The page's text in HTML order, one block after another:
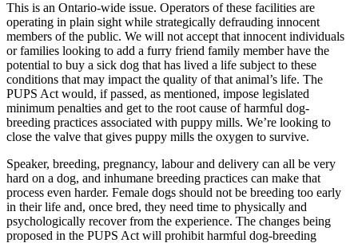
This is an Ontario-wide issue. Operators of these facilities are
operating in plain sight while strategically defrauding innocent
members of the public. We will not accept that innocent individuals
or families looking to add a furry friend family member have the
potential to buy a sick dog that has lived a life subject to these
conditions that may impact the quality of that animal’s life. The
PUPS Act would, if passed, as mentioned, impose legislated
minimum penalties and get to the root cause of harmful dog-
breeding practices associated with puppy mills. We’re looking to
close the valve that gives puppy mills the oxygen to survive.
Speaker, breeding, pregnancy, labour and delivery can all be very
hard on a dog, and inhumane breeding practices can make that
process even harder. Female dogs should not be breeding too early
in their life and, once bred, they need time to physically and
psychologically recover from the experience. The changes being
proposed in the PUPS Act will prohibit harmful dog-breeding